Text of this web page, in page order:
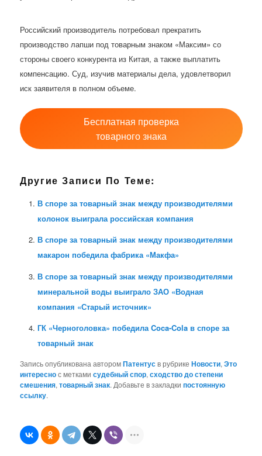
Российский производитель потребовал прекратить
производство лапши под товарным знаком «Максим» со
стороны своего конкурента из Китая, а также выплатить
компенсацию. Суд, изучив материалы дела, удовлетворил
иск заявителя в полном объеме.
Бесплатная проверка
товарного знака
Другие Записи По Теме:
В споре за товарный знак между производителями
колонок выиграла российская компания
В споре за товарный знак между производителями
макарон победила фабрика «Макфа»
В споре за товарный знак между производителями
минеральной воды выиграло ЗАО «Водная
компания «Старый источник»
ГК «Черноголовка» победила Coca-Cola в споре за
товарный знак
Запись опубликована авторомПатентусв рубрикеНовости,Это
интереснос меткамисудебный спор,сходство до степени
смешения,товарный знак. Добавьте в закладкипостоянную
ссылку.